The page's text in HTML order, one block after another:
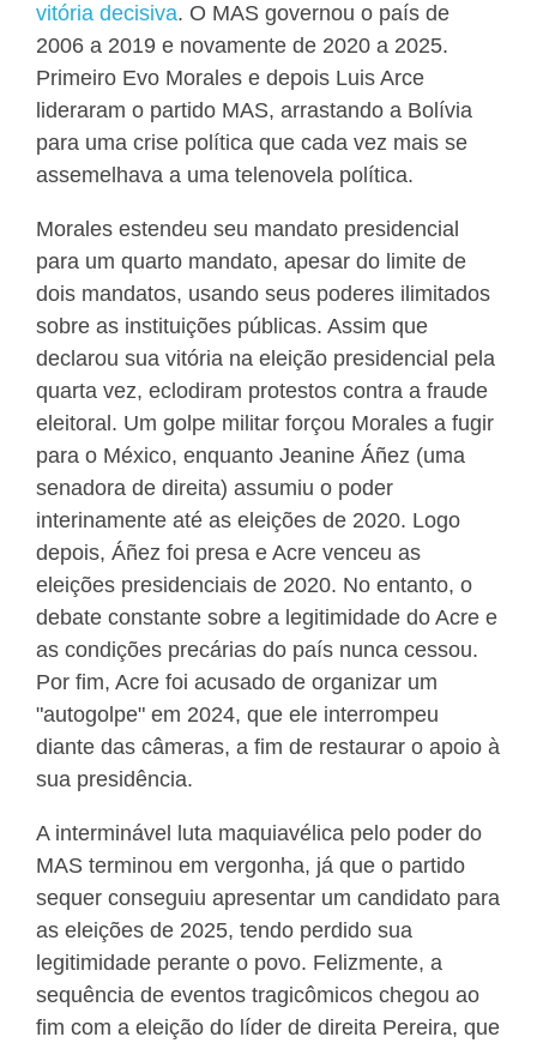
vitória decisiva. O MAS governou o país de
2006 a 2019 e novamente de 2020 a 2025.
Primeiro Evo Morales e depois Luis Arce
lideraram o partido MAS, arrastando a Bolívia
para uma crise política que cada vez mais se
assemelhava a uma telenovela política.
Morales estendeu seu mandato presidencial
para um quarto mandato, apesar do limite de
dois mandatos, usando seus poderes ilimitados
sobre as instituições públicas. Assim que
declarou sua vitória na eleição presidencial pela
quarta vez, eclodiram protestos contra a fraude
eleitoral. Um golpe militar forçou Morales a fugir
para o México, enquanto Jeanine Áñez (uma
senadora de direita) assumiu o poder
interinamente até as eleições de 2020. Logo
depois, Áñez foi presa e Acre venceu as
eleições presidenciais de 2020. No entanto, o
debate constante sobre a legitimidade do Acre e
as condições precárias do país nunca cessou.
Por fim, Acre foi acusado de organizar um
"autogolpe" em 2024, que ele interrompeu
diante das câmeras, a fim de restaurar o apoio à
sua presidência.
A interminável luta maquiavélica pelo poder do
MAS terminou em vergonha, já que o partido
sequer conseguiu apresentar um candidato para
as eleições de 2025, tendo perdido sua
legitimidade perante o povo. Felizmente, a
sequência de eventos tragicômicos chegou ao
fim com a eleição do líder de direita Pereira, que